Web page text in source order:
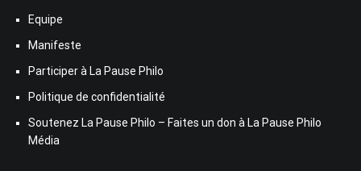
Equipe
Manifeste
Participer à La Pause Philo
Politique de confidentialité
Soutenez La Pause Philo – Faites un don à La Pause Philo
Média